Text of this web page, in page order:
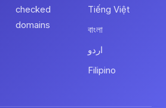
checked
domains
Tiếng Việt
বাংলা
اردو
Filipino